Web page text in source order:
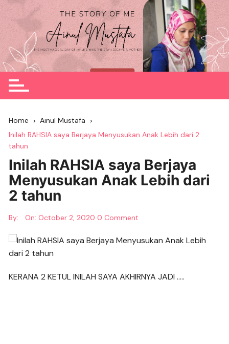
Skip
to
content
Home
Ainul Mustafa
Inilah RAHSIA saya Berjaya Menyusukan Anak Lebih dari 2
tahun
Inilah RAHSIA saya Berjaya
Menyusukan Anak Lebih dari
2 tahun
By: On: October 2, 2020 0 Comment
KERANA 2 KETUL INILAH SAYA AKHIRNYA JADI …..